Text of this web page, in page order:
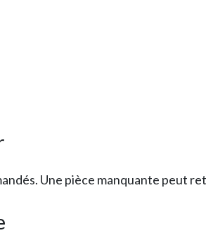
Une pièce manquante peut